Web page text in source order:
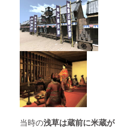
当時の浅草は蔵前に米蔵が